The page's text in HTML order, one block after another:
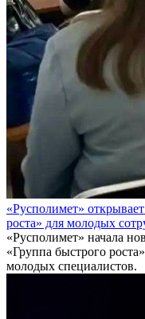
«Русполимет»
роста» для молодых
«Русполимет» начала
«Группа быстрого
молодых специалистов.